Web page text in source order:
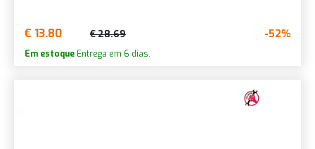
€ 13.80 € 28.69 -52%
Em estoque Entrega em 6 dias.